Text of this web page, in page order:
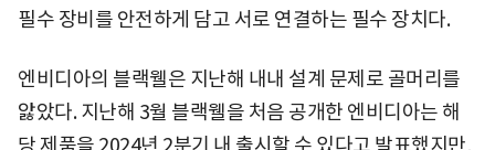
필수 장비를 안전하게 담고 서로 연결하는 필수 장치다.
엔비디아의 블랙웰은 지난해 내내 설계 문제로 골머리를
앓았다. 지난해 3월 블랙웰을 처음 공개한 엔비디아는 해
당 제품을 2024년 2분기 내 출시할 수 있다고 발표했지만,